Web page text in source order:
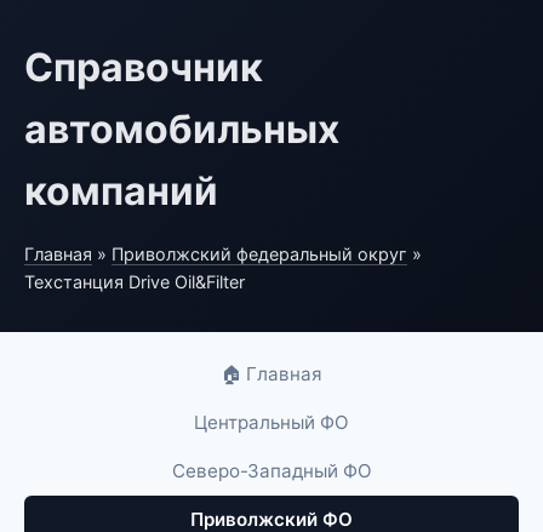
Справочник
автомобильных
компаний
Главная » Приволжский федеральный округ »
Техстанция Drive Oil&Filter
🏠 Главная
Центральный ФО
Северо-Западный ФО
Приволжский ФО